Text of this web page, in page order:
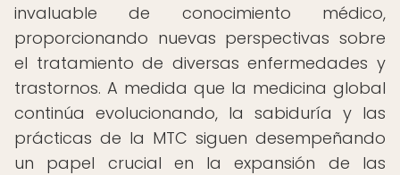
invaluable de conocimiento médico,
proporcionando nuevas perspectivas sobre
el tratamiento de diversas enfermedades y
trastornos. A medida que la medicina global
continúa evolucionando, la sabiduría y las
prácticas de la MTC siguen desempeñando
un papel crucial en la expansión de las